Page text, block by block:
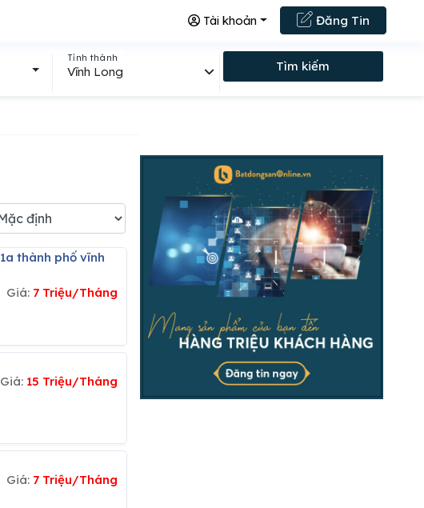
Đăng Tin
Tài khoản
Giá: 7 Triệu/Tháng
Giá: 15 Triệu/Tháng
Giá: 7 Triệu/Tháng
Tỉnh thành
Vĩnh Long Tìm kiếm